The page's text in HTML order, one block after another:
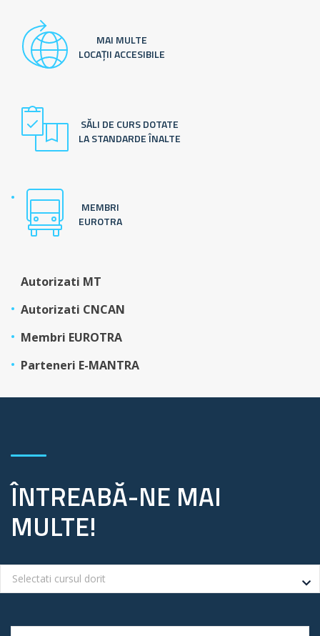
MAI MULTE
LOCAȚII ACCESIBILE
SĂLI DE CURS DOTATE
LA STANDARDE ÎNALTE
MEMBRI
EUROTRA
Autorizati MT
Autorizati CNCAN
Membri EUROTRA
Parteneri E-MANTRA
ÎNTREABĂ-NE MAI
MULTE!
Selectati cursul dorit